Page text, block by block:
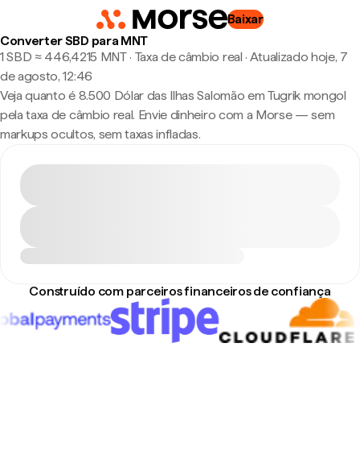
Baixar
Converter SBD para MNT
1 SBD ≈ 446,4215 MNT · Taxa de câmbio real · Atualizado hoje, 7
de agosto, 12:46
Veja quanto é 8.500 Dólar das Ilhas Salomão em Tugrik mongol
pela taxa de câmbio real. Envie dinheiro com a Morse — sem
markups ocultos, sem taxas infladas.
Construído com parceiros financeiros de confiança